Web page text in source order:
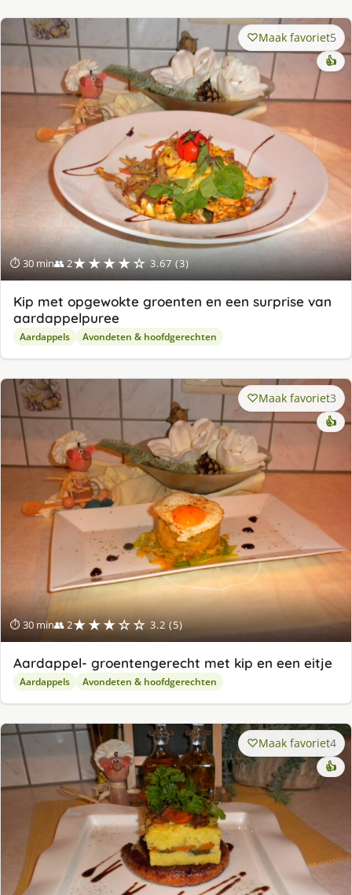
⏱ 30 min👥 2★★★★☆ 3.67 (3)
Maak favoriet5
👍
Kip met opgewokte groenten en een surprise van
aardappelpuree
Aardappels Avondeten & hoofdgerechten
⏱ 30 min👥 2★★★☆☆ 3.2 (5)
Maak favoriet3
👍
Aardappel- groentengerecht met kip en een eitje
Aardappels Avondeten & hoofdgerechten
Maak favoriet4
👍